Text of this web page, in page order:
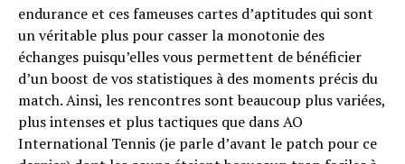
endurance et ces fameuses cartes d’aptitudes qui sont
un véritable plus pour casser la monotonie des
échanges puisqu’elles vous permettent de bénéficier
d’un boost de vos statistiques à des moments précis du
match. Ainsi, les rencontres sont beaucoup plus variées,
plus intenses et plus tactiques que dans AO
International Tennis (je parle d’avant le patch pour ce